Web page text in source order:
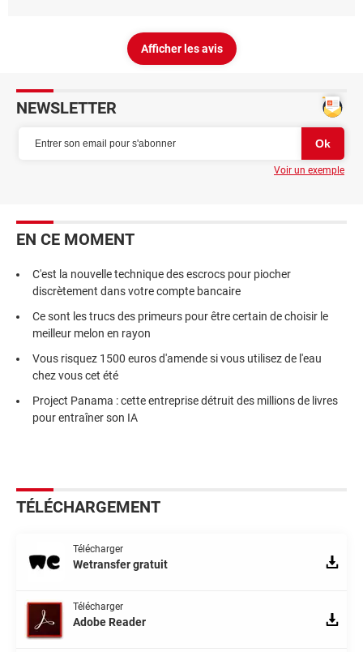
Afficher les avis
NEWSLETTER
Voir un exemple
EN CE MOMENT
C'est la nouvelle technique des escrocs pour piocher
discrètement dans votre compte bancaire
Ce sont les trucs des primeurs pour être certain de choisir le
meilleur melon en rayon
Vous risquez 1500 euros d'amende si vous utilisez de l'eau
chez vous cet été
Project Panama : cette entreprise détruit des millions de livres
pour entraîner son IA
TÉLÉCHARGEMENT
Télécharger
Wetransfer gratuit
Télécharger
Adobe Reader